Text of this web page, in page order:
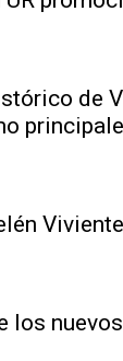
de
los nuevos